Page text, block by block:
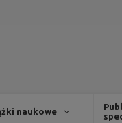
naukowe